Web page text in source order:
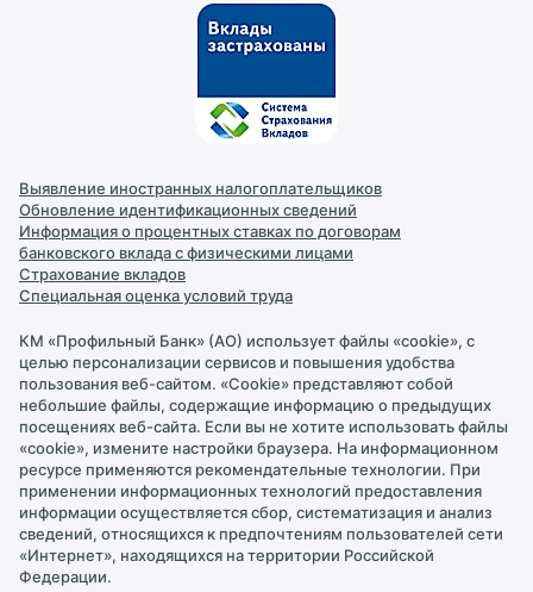
Документы и лицензии
Раскрытие информации
Персональные данные
Карьера в банке
Обращение в Банк
Партнеры
Выявление иностранных налогоплательщиков
Обновление идентификационных сведений
Информация о процентных ставках по договорам
банковского вклада с физическими лицами
Страхование вкладов
Специальная оценка условий труда
КМ «Профильный Банк» (АО) использует файлы «cookie», с
целью персонализации сервисов и повышения удобства
пользования веб-сайтом. «Cookie» представляют собой
небольшие файлы, содержащие информацию о предыдущих
посещениях веб-сайта. Если вы не хотите использовать файлы
«cookie», измените настройки браузера. На информационном
ресурсе применяются рекомендательные технологии. При
применении информационных технологий предоставления
информации осуществляется сбор, систематизация и анализ
сведений, относящихся к предпочтениям пользователей сети
«Интернет», находящихся на территории Российской
Федерации.